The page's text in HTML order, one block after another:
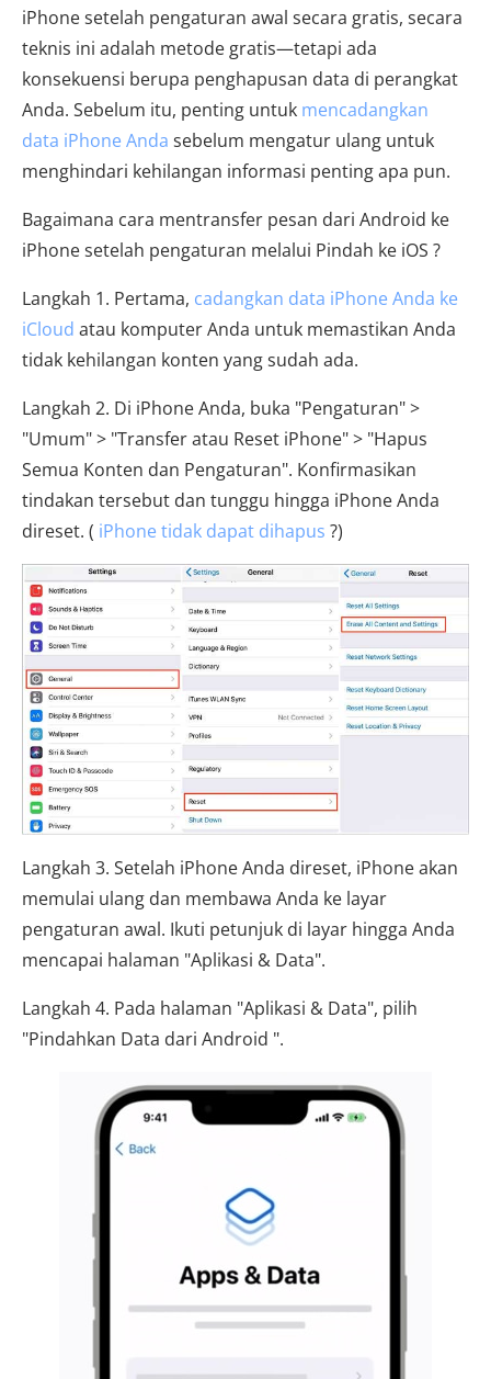
iPhone setelah pengaturan awal secara gratis, secara
teknis ini adalah metode gratis—tetapi ada
konsekuensi berupa penghapusan data di perangkat
Anda. Sebelum itu, penting untuk mencadangkan
data iPhone Anda sebelum mengatur ulang untuk
menghindari kehilangan informasi penting apa pun.
Bagaimana cara mentransfer pesan dari Android ke
iPhone setelah pengaturan melalui Pindah ke iOS ?
Langkah 1. Pertama, cadangkan data iPhone Anda ke
iCloud atau komputer Anda untuk memastikan Anda
tidak kehilangan konten yang sudah ada.
Langkah 2. Di iPhone Anda, buka "Pengaturan" >
"Umum" > "Transfer atau Reset iPhone" > "Hapus
Semua Konten dan Pengaturan". Konfirmasikan
tindakan tersebut dan tunggu hingga iPhone Anda
direset. ( iPhone tidak dapat dihapus ?)
Langkah 3. Setelah iPhone Anda direset, iPhone akan
memulai ulang dan membawa Anda ke layar
pengaturan awal. Ikuti petunjuk di layar hingga Anda
mencapai halaman "Aplikasi & Data".
Langkah 4. Pada halaman "Aplikasi & Data", pilih
"Pindahkan Data dari Android ".